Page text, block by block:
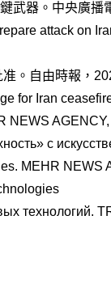
武器。中央廣播
attack on
。自由時報，
for Iran
NEWS
с
MEHR NEWS
технологий.